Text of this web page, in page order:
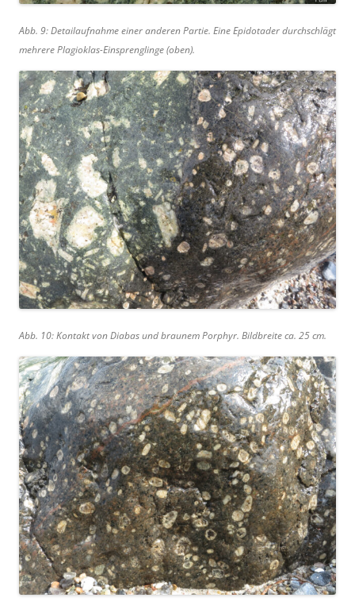
Abb. 9: Detailaufnahme einer anderen Partie. Eine Epidotader durchschlägt
mehrere Plagioklas-Einsprenglinge (oben).
Abb. 10: Kontakt von Diabas und braunem Porphyr. Bildbreite ca. 25 cm.